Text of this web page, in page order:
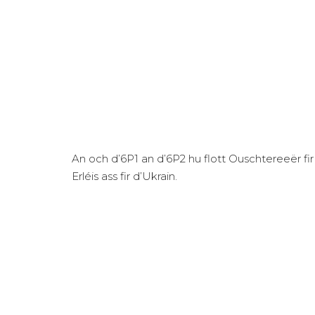
An och d’6P1 an d’6P2 hu flott
Erléis ass fir d’Ukrain.